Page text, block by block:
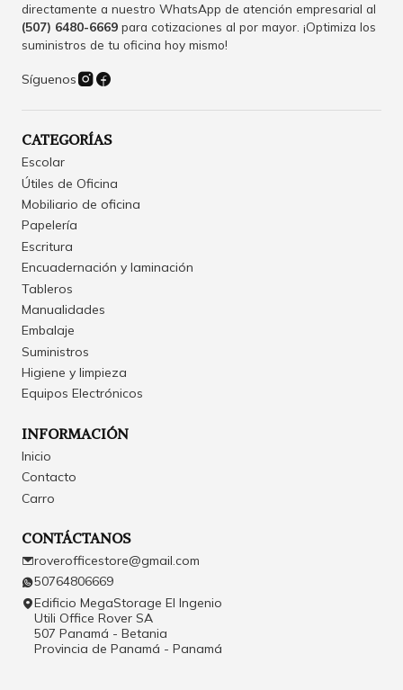
directamente a nuestro WhatsApp de atención empresarial al
(507) 6480-6669 para cotizaciones al por mayor. ¡Optimiza los
suministros de tu oficina hoy mismo!
Síguenos
CATEGORÍAS
Escolar
Útiles de Oficina
Mobiliario de oficina
Papelería
Escritura
Encuadernación y laminación
Tableros
Manualidades
Embalaje
Suministros
Higiene y limpieza
Equipos Electrónicos
INFORMACIÓN
Inicio
Contacto
Carro
CONTÁCTANOS
roverofficestore@gmail.com
50764806669
Edificio MegaStorage El Ingenio
Utili Office Rover SA
507 Panamá - Betania
Provincia de Panamá - Panamá